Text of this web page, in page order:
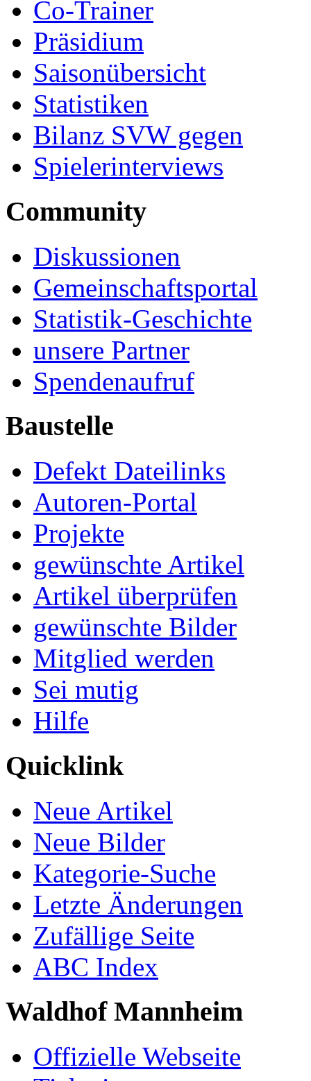
Co-Trainer
Präsidium
Saisonübersicht
Statistiken
Bilanz SVW gegen
Spielerinterviews
Community
Diskussionen
Gemeinschaftsportal
Statistik-Geschichte
unsere Partner
Spendenaufruf
Baustelle
Defekt Dateilinks
Autoren-Portal
Projekte
gewünschte Artikel
Artikel überprüfen
gewünschte Bilder
Mitglied werden
Sei mutig
Hilfe
Quicklink
Neue Artikel
Neue Bilder
Kategorie-Suche
Letzte Änderungen
Zufällige Seite
ABC Index
Waldhof Mannheim
Offizielle Webseite